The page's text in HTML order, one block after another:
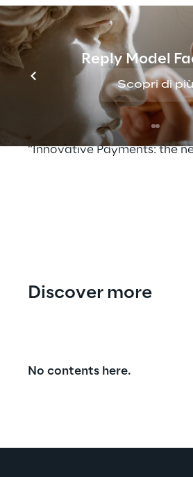
Reply Model
Scopri di più
system integration in
Payments, interviene in una
per condividere la propria
progressi di trasformazione
pagamenti e le esperienze
diversi settori industriali.
Per maggiori informazioni e
“Innovative Payments: the
Discover more
No contents here.